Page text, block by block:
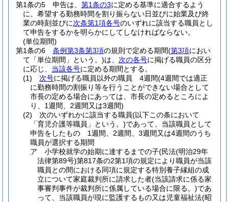
第1条の5
申告は、 第1条の3に定める基準に適合するよう
に、希望する勤務時間を割り振らない日並びに始業及び終
業の時刻並びに次条第1項各号のいずれに該当する職員とし
て申告をするかを明らかにしてしなければならない。
(単位期間)
第1条の6
条例第3条第3項の規則で定める期間(第3項におい
て「単位期間」という。)は、 次の各号に掲げる職員の区分
に応じ、 当該各号に定める期間とする。
(1)
次号に掲げる職員以外の職員 4週間(4週間では適正
に勤務時間の割振り等を行うことができない場合として
市長の定める場合にあっては、市長の定めるところによ
り、1週間、2週間又は3週間)
(2)
次のいずれかに該当する職員(以下この条において
「育児介護等職員」という。)であって、当該職員として
申告をしたもの 1週間、2週間、3週間又は4週間のうち
職員が選択する期間
ア
小学校就学の始期に達するまでの子(民法(明治29年
法律第89号)第817条の2第1項の規定により職員が当該
職員との間における同項に規定する特別養子縁組の成
立について家庭裁判所に請求した者(当該請求に係る家
事審判事件が裁判所に係属している場合に限る。)であ
って、当該職員が現に監護するもの又は児童福祉法(昭